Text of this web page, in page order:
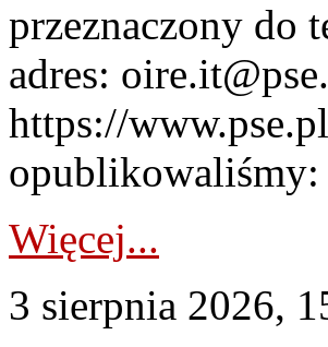
przeznaczony do
adres:
https://
Więcej...
3 sierpnia 2026,